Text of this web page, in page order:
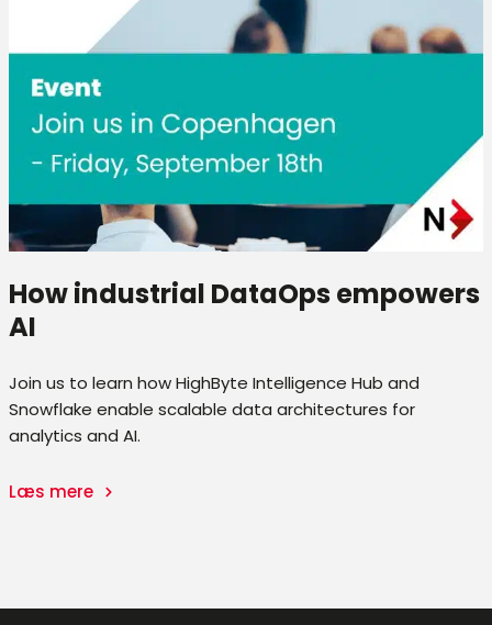
How industrial DataOps empowers
AI
Join us to learn how HighByte Intelligence Hub and
Snowflake enable scalable data architectures for
analytics and AI.
Læs mere